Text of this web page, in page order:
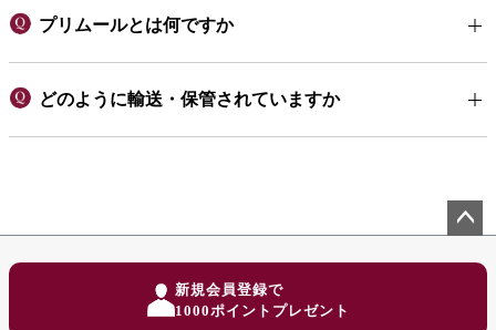
プリムールとは何ですか
どのように輸送・保管されていますか
新規会員登録で
1000ポイントプレゼント